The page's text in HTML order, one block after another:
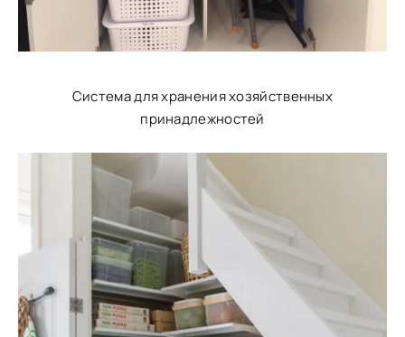
Система для хранения хозяйственных
принадлежностей